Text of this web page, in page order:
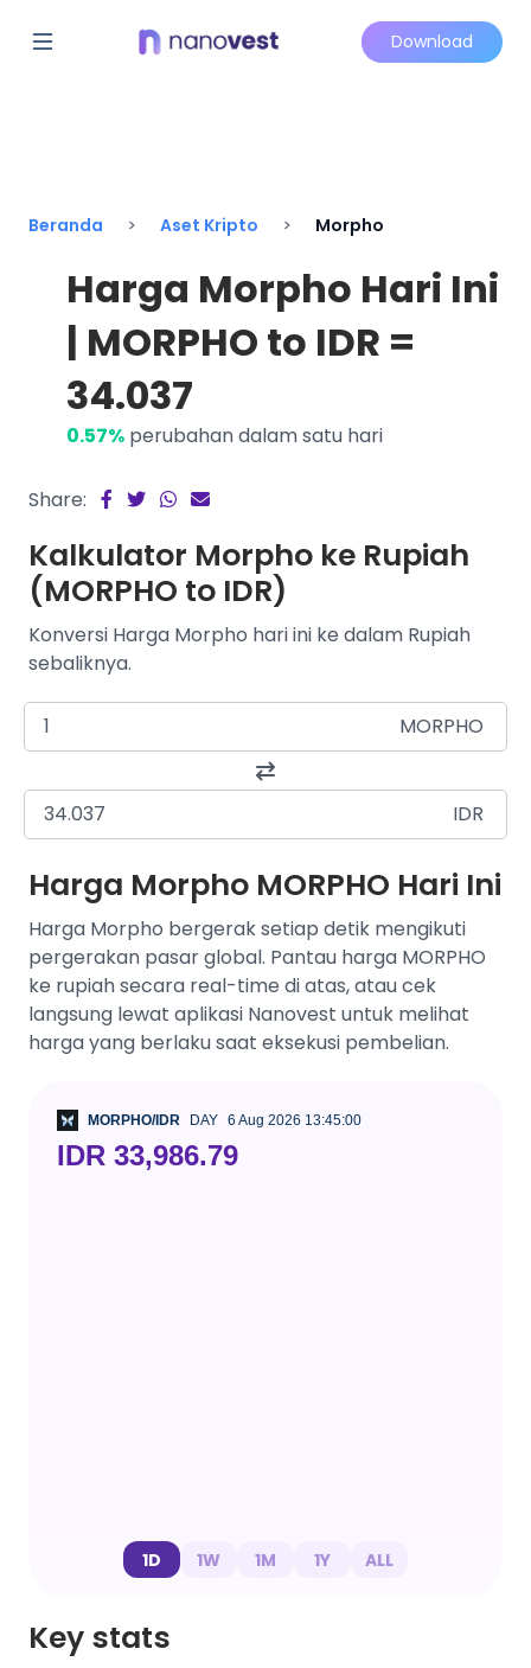
Download
Beranda Aset Kripto Morpho
Harga Morpho Hari Ini
| MORPHO to IDR =
34.037
0.57% perubahan dalam satu hari
Share:
Kalkulator Morpho ke Rupiah
(MORPHO to IDR)
Konversi Harga Morpho hari ini ke dalam Rupiah
sebaliknya.
MORPHO
IDR
Harga Morpho MORPHO Hari Ini
Harga Morpho bergerak setiap detik mengikuti
pergerakan pasar global. Pantau harga MORPHO
ke rupiah secara real-time di atas, atau cek
langsung lewat aplikasi Nanovest untuk melihat
harga yang berlaku saat eksekusi pembelian.
MORPHO/IDR DAY 6 Aug 2026 13:45:00
IDR 33,986.79
1D 1W 1M 1Y ALL
Key stats